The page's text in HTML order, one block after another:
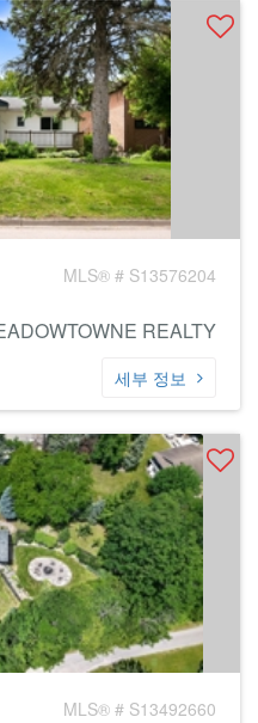
MLS® # S13576204
REALTY
세부 정보
MLS® # S13492660